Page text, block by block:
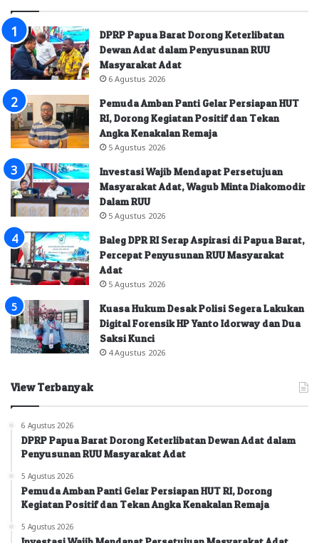
DPRP Papua Barat Dorong Keterlibatan
Dewan Adat dalam Penyusunan RUU
Masyarakat Adat
6 Agustus 2026
Pemuda Amban Panti Gelar Persiapan HUT
RI, Dorong Kegiatan Positif dan Tekan
Angka Kenakalan Remaja
5 Agustus 2026
Investasi Wajib Mendapat Persetujuan
Masyarakat Adat, Wagub Minta Diakomodir
Dalam RUU
5 Agustus 2026
Baleg DPR RI Serap Aspirasi di Papua Barat,
Percepat Penyusunan RUU Masyarakat
Adat
5 Agustus 2026
Kuasa Hukum Desak Polisi Segera Lakukan
Digital Forensik HP Yanto Idorway dan Dua
Saksi Kunci
4 Agustus 2026
View Terbanyak
6 Agustus 2026
DPRP Papua Barat Dorong Keterlibatan Dewan Adat dalam
Penyusunan RUU Masyarakat Adat
5 Agustus 2026
Pemuda Amban Panti Gelar Persiapan HUT RI, Dorong
Kegiatan Positif dan Tekan Angka Kenakalan Remaja
5 Agustus 2026